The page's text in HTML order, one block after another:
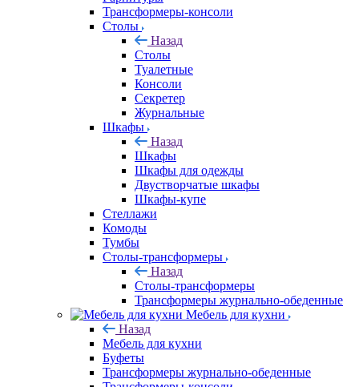
Трансформеры-консоли
Столы
Назад
Столы
Туалетные
Консоли
Секретер
Журнальные
Шкафы
Назад
Шкафы
Шкафы для одежды
Двустворчатые шкафы
Шкафы-купе
Стеллажи
Комоды
Тумбы
Столы-трансформеры
Назад
Столы-трансформеры
Трансформеры журнально-обеденные
Мебель для кухни
Назад
Мебель для кухни
Буфеты
Трансформеры журнально-обеденные